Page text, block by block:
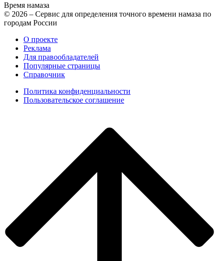
Время намаза
© 2026 – Сервис для определения точного времени намаза по
городам России
О проекте
Реклама
Для правообладателей
Популярные страницы
Справочник
Политика конфиденциальности
Пользовательское соглашение